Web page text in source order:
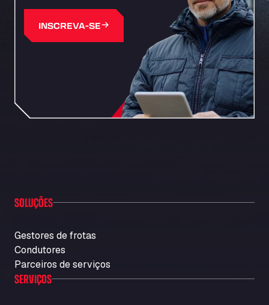
INSCREVA-SE
SOLUÇÕES
Gestores de frotas
Condutores
Parceiros de serviços
SERVIÇOS